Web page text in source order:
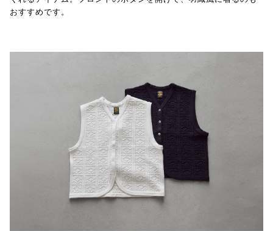
おすすめです。